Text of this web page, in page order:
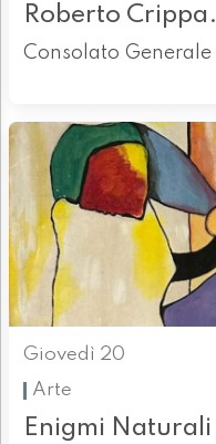
Roberto
Consolato
Giovedì 20
Arte
Enigmi Naturali